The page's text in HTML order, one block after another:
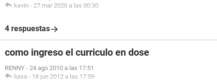
kevin - 27 mar 2020 a las 00:30
4 respuestas
como ingreso el curriculo en dose
RENNY - 24 ago 2010 a las 17:51
luisa - 18 jun 2012 a las 17:59